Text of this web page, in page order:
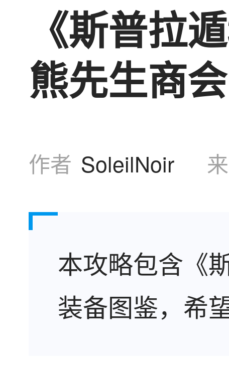
《斯普拉
熊先生商会
作者 SoleilNoir
本攻略包含《
装备图鉴，希